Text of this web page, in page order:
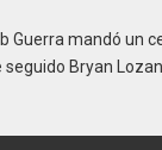
Guerra mandó un
Bryan